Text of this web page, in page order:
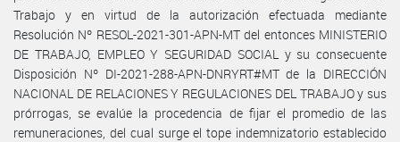
Trabajo y en virtud de la autorización efectuada mediante
Resolución Nº RESOL-2021-301-APN-MT del entonces MINISTERIO
DE TRABAJO, EMPLEO Y SEGURIDAD SOCIAL y su consecuente
Disposición Nº DI-2021-288-APN-DNRYRT#MT de la DIRECCIÓN
NACIONAL DE RELACIONES Y REGULACIONES DEL TRABAJO y sus
prórrogas, se evalúe la procedencia de fijar el promedio de las
remuneraciones, del cual surge el tope indemnizatorio establecido